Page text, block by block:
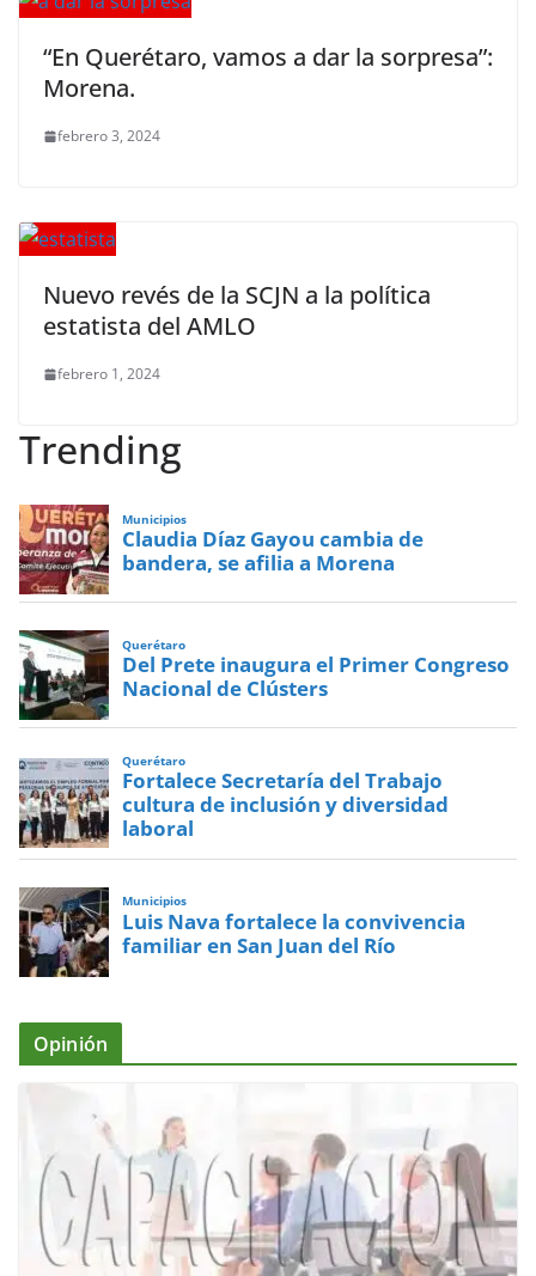
“En Querétaro, vamos a dar la sorpresa”:
Morena.
febrero 3, 2024
Nuevo revés de la SCJN a la política
estatista del AMLO
febrero 1, 2024
Trending
Municipios
Claudia Díaz Gayou cambia de
bandera, se afilia a Morena
Querétaro
Del Prete inaugura el Primer Congreso
Nacional de Clústers
Querétaro
Fortalece Secretaría del Trabajo
cultura de inclusión y diversidad
laboral
Municipios
Luis Nava fortalece la convivencia
familiar en San Juan del Río
Opinión